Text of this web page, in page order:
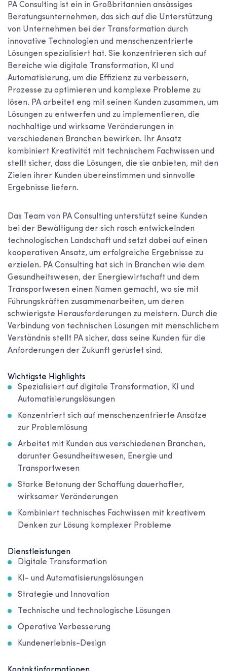
PA Consulting ist ein in Großbritannien ansässiges
Beratungsunternehmen, das sich auf die Unterstützung
von Unternehmen bei der Transformation durch
innovative Technologien und menschenzentrierte
Lösungen spezialisiert hat. Sie konzentrieren sich auf
Bereiche wie digitale Transformation, KI und
Automatisierung, um die Effizienz zu verbessern,
Prozesse zu optimieren und komplexe Probleme zu
lösen. PA arbeitet eng mit seinen Kunden zusammen, um
Lösungen zu entwerfen und zu implementieren, die
nachhaltige und wirksame Veränderungen in
verschiedenen Branchen bewirken. Ihr Ansatz
kombiniert Kreativität mit technischem Fachwissen und
stellt sicher, dass die Lösungen, die sie anbieten, mit den
Zielen ihrer Kunden übereinstimmen und sinnvolle
Ergebnisse liefern.
Das Team von PA Consulting unterstützt seine Kunden
bei der Bewältigung der sich rasch entwickelnden
technologischen Landschaft und setzt dabei auf einen
kooperativen Ansatz, um erfolgreiche Ergebnisse zu
erzielen. PA Consulting hat sich in Branchen wie dem
Gesundheitswesen, der Energiewirtschaft und dem
Transportwesen einen Namen gemacht, wo sie mit
Führungskräften zusammenarbeiten, um deren
schwierigste Herausforderungen zu meistern. Durch die
Verbindung von technischen Lösungen mit menschlichem
Verständnis stellt PA sicher, dass seine Kunden für die
Anforderungen der Zukunft gerüstet sind.
Wichtigste Highlights
Spezialisiert auf digitale Transformation, KI und
Automatisierungslösungen
Konzentriert sich auf menschenzentrierte Ansätze
zur Problemlösung
Arbeitet mit Kunden aus verschiedenen Branchen,
darunter Gesundheitswesen, Energie und
Transportwesen
Starke Betonung der Schaffung dauerhafter,
wirksamer Veränderungen
Kombiniert technisches Fachwissen mit kreativem
Denken zur Lösung komplexer Probleme
Dienstleistungen
Digitale Transformation
KI- und Automatisierungslösungen
Strategie und Innovation
Technische und technologische Lösungen
Operative Verbesserung
Kundenerlebnis-Design